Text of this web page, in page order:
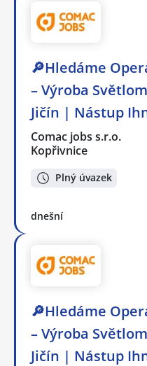
🔎Hledáme
– Výroba
Jičín | Nástup
Comac jobs s.r.o.
Kopřivnice
Plný úvazek
dnešní
🔎Hledáme
– Výroba
Jičín | Nástup